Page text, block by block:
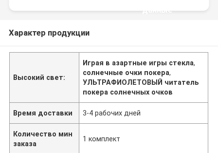
данные
Характер продукции
Высокий свет:
Играя в азартные игры стекла,
солнечные очки покера,
УЛЬТРАФИОЛЕТОВЫЙ читатель
покера солнечных очков
Время доставки 3-4 рабочих дней
Количество мин
заказа
1 комплект